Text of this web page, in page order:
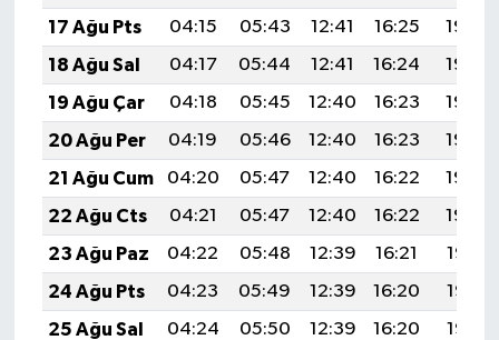
17 Ağu Pts
04:15 05:43 12:41 16:25
19:28
18 Ağu Sal
04:17 05:44 12:41 16:24
19:27
19 Ağu Çar
04:18 05:45 12:40 16:23
19:26
20 Ağu Per
04:19 05:46 12:40 16:23
19:25
21 Ağu Cum
04:20 05:47 12:40 16:22
19:23
22 Ağu Cts
04:21 05:47 12:40 16:22
19:22
23 Ağu Paz
04:22 05:48 12:39 16:21
19:21
24 Ağu Pts
04:23 05:49 12:39 16:20
19:19
25 Ağu Sal
04:24 05:50 12:39 16:20 19:18